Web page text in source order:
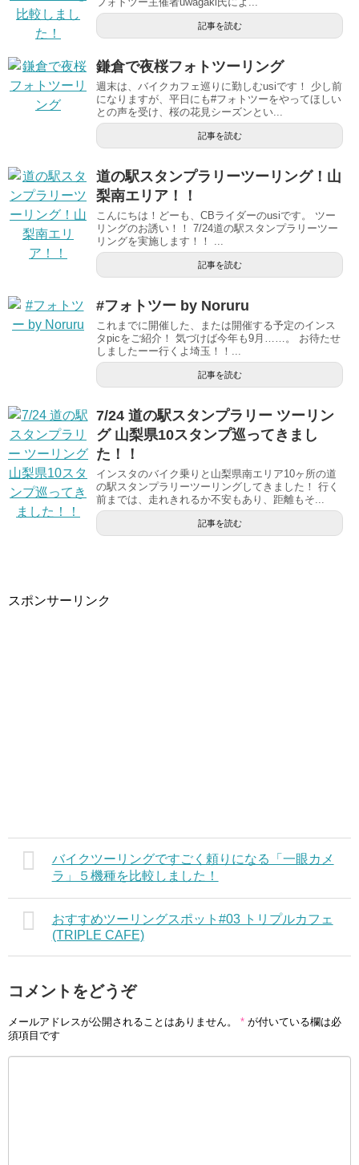
記事を読む
鎌倉で夜桜フォトツーリング
週末は、バイクカフェ巡りに勤しむusiです！ 少し前
になりますが、平日にも#フォトツーをやってほしい
との声を受け、桜の花見シーズンとい...
記事を読む
道の駅スタンプラリーツーリング！山
梨南エリア！！
こんにちは！どーも、CBライダーのusiです。 ツー
リングのお誘い！！ 7/24道の駅スタンプラリーツー
リングを実施します！！ ...
記事を読む
#フォトツー by Noruru
これまでに開催した、または開催する予定のインス
タpicをご紹介！ 気づけば今年も9月……。 お待たせ
しましたーー行くよ埼玉！！...
記事を読む
7/24 道の駅スタンプラリー ツーリン
グ 山梨県10スタンプ巡ってきまし
た！！
インスタのバイク乗りと山梨県南エリア10ヶ所の道
の駅スタンプラリーツーリングしてきました！ 行く
前までは、走れきれるか不安もあり、距離もそ...
記事を読む
スポンサーリンク
バイクツーリングですごく頼りになる「一眼カメ
ラ」５機種を比較しました！
おすすめツーリングスポット#03 トリプルカフェ
(TRIPLE CAFE)
コメントをどうぞ
メールアドレスが公開されることはありません。 * が付いている欄は必
須項目です